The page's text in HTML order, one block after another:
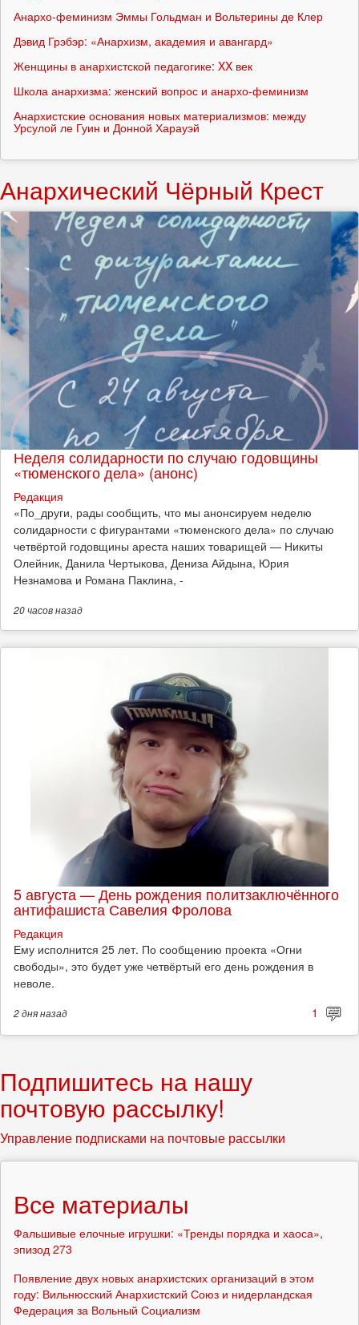
Анархо-феминизм Эммы Гольдман и Вольтерины де Клер
Дэвид Грэбэр: «Анархизм, академия и авангард»
Женщины в анархистской педагогике: XX век
Школа анархизма: женский вопрос и анархо-феминизм
Анархистские основания новых материализмов: между
Урсулой ле Гуин и Донной Харауэй
Анархический Чёрный Крест
Неделя солидарности по случаю годовщины
«тюменского дела» (анонс)
Редакция
​«По_други, рады сообщить, что мы анонсируем неделю
солидарности с фигурантами «тюменского дела» по случаю
четвёртой годовщины ареста наших товарищей — Никиты
Олейник, Данила Чертыкова, Дениза Айдына, Юрия
Незнамова и Романа Паклина, -
20 часовназад
5 августа — День рождения политзаключённого
антифашиста Савелия Фролова
Редакция
Ему исполнится 25 лет. По сообщению проекта «Огни
свободы», это будет уже четвёртый его день рождения в
неволе.
2 дняназад 1
Подпишитесь на нашу
почтовую рассылку!
Управление подписками на почтовые рассылки
Все материалы
Фальшивые елочные игрушки: «Тренды порядка и хаоса»,
эпизод 273
Появление двух новых анархистских организаций в этом
году: Вильнюсский Анархистский Союз и нидерландская
Федерация за Вольный Социализм